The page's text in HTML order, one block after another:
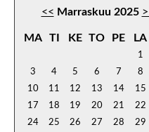
<< Marraskuu 2025
MA TI KE TO PE LA
1
3
4 5 6 7 8
10
11 12 13 14 15
17
18 19 20 21 22
24
25 26 27 28 29